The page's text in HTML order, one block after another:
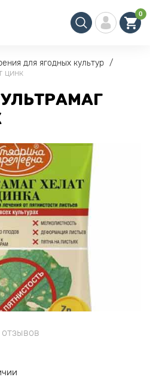
0
для ягодных культур
цинк
отзывов